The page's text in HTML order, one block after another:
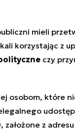
mieli
korzystając z
czy
osobom, które
z